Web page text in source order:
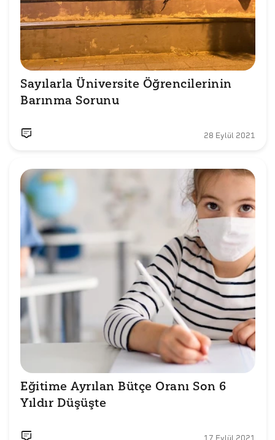
Sayılarla Üniversite Öğrencilerinin
Barınma Sorunu
28 Eylül 2021
Eğitime Ayrılan Bütçe Oranı Son 6
Yıldır Düşüşte
17 Eylül 2021